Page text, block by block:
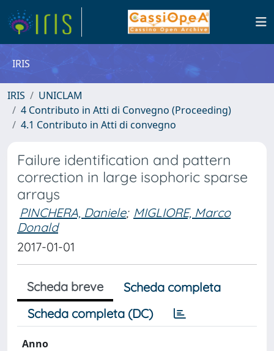
IRIS
IRIS
UNICLAM
4 Contributo in Atti di Convegno (Proceeding)
4.1 Contributo in Atti di convegno
Failure identification and pattern
correction in large isophoric sparse
arrays
PINCHERA, Daniele; MIGLIORE, Marco
Donald
2017-01-01
Scheda breve
Scheda completa
Scheda completa (DC)
Anno